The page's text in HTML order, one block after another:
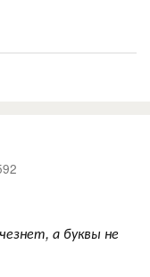
а буквы не